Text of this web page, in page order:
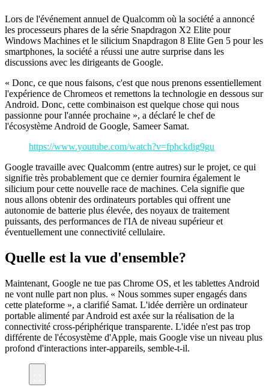
Lors de l'événement annuel de Qualcomm où la société a annoncé
les processeurs phares de la série Snapdragon X2 Elite pour
Windows Machines et le silicium Snapdragon 8 Elite Gen 5 pour les
smartphones, la société a réussi une autre surprise dans les
discussions avec les dirigeants de Google.
« Donc, ce que nous faisons, c'est que nous prenons essentiellement
l'expérience de Chromeos et remettons la technologie en dessous sur
Android. Donc, cette combinaison est quelque chose qui nous
passionne pour l'année prochaine », a déclaré le chef de
l'écosystème Android de Google, Sameer Samat.
https://www.youtube.com/watch?v=fphckdig9gu
Google travaille avec Qualcomm (entre autres) sur le projet, ce qui
signifie très probablement que ce dernier fournira également le
silicium pour cette nouvelle race de machines. Cela signifie que
nous allons obtenir des ordinateurs portables qui offrent une
autonomie de batterie plus élevée, des noyaux de traitement
puissants, des performances de l'IA de niveau supérieur et
éventuellement une connectivité cellulaire.
Quelle est la vue d'ensemble?
Maintenant, Google ne tue pas Chrome OS, et les tablettes Android
ne vont nulle part non plus. « Nous sommes super engagés dans
cette plateforme », a clarifié Samat. L'idée derrière un ordinateur
portable alimenté par Android est axée sur la réalisation de la
connectivité cross-périphérique transparente. L'idée n'est pas trop
différente de l'écosystème d'Apple, mais Google vise un niveau plus
profond d'interactions inter-appareils, semble-t-il.